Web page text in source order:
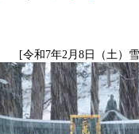
[令和7年2月8日（土）